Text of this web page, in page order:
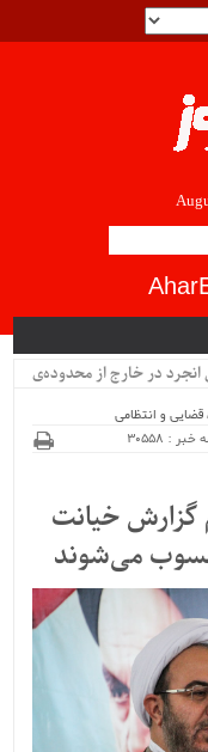
در خارج از محدوده‌ی
قضایی و انتظامی
: 30558
گزارش خیانت
می‌شوند